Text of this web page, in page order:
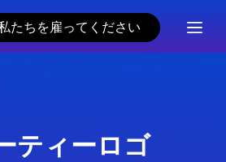
たちを雇ってください
ティーロゴ